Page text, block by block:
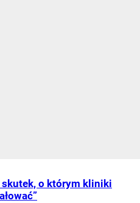
o którym kliniki